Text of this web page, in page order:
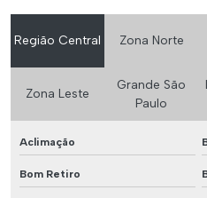
Região Central Zona Norte
Zona Leste
Grande São
Paulo
Aclimação
Bom Retiro